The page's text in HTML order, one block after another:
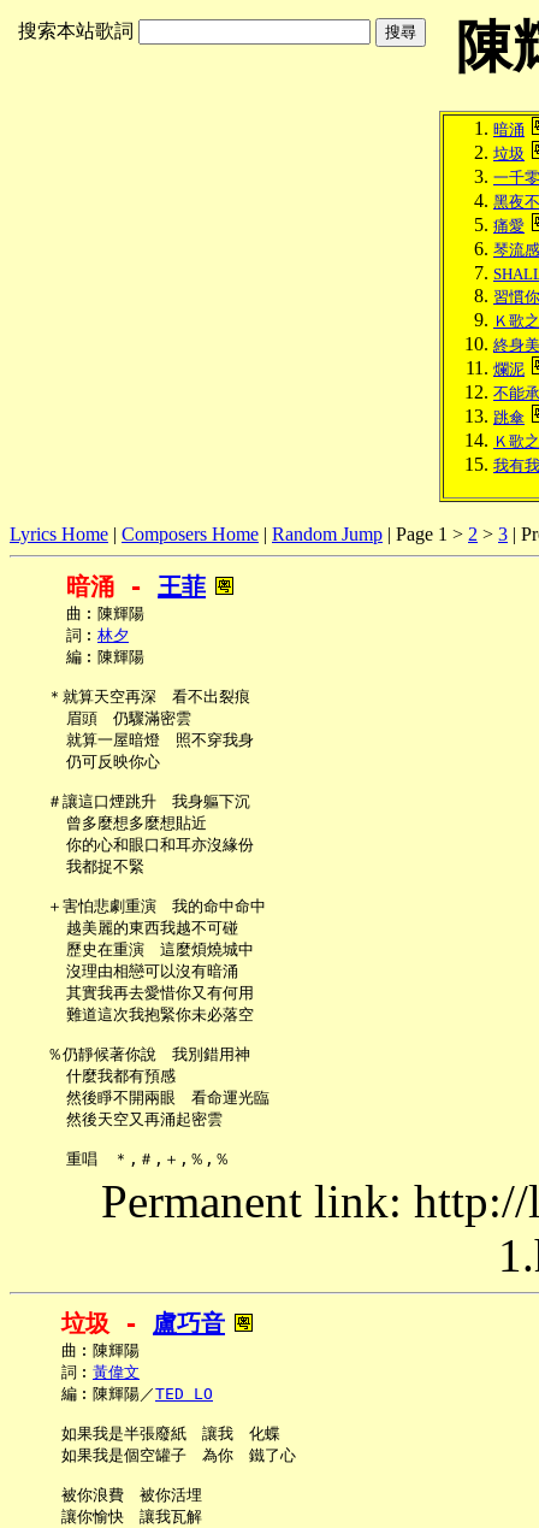
陳
搜索本站歌詞
暗涌
垃圾
一千
黑夜
痛愛
琴流感
習慣你
Ｋ歌
終身
爛泥
不能
跳傘
Ｋ歌
我有
Lyrics Home | Composers Home | Random Jump | Page 1 > 2 > 3 |
暗涌 - 王菲
     曲︰陳輝陽
     詞︰
林夕
     編︰陳輝陽
   ＊就算天空再深　看不出裂痕
     眉頭　仍驟滿密雲
     就算一屋暗燈　照不穿我身
     仍可反映你心
   ＃讓這口煙跳升　我身軀下沉
     曾多麼想多麼想貼近
     你的心和眼口和耳亦沒緣份
     我都捉不緊
   ＋害怕悲劇重演　我的命中命中
     越美麗的東西我越不可碰
     歷史在重演　這麼煩燒城中
     沒理由相戀可以沒有暗涌
     其實我再去愛惜你又有何用
     難道這次我抱緊你未必落空
   ％仍靜候著你說　我別錯用神
     什麼我都有預感
     然後睜不開兩眼　看命運光臨
     然後天空又再涌起密雲
Permanent link:
垃圾 - 盧巧音
     曲︰陳輝陽
     詞︰
黃偉文
     編︰陳輝陽／
TED LO
     如果我是半張廢紙　讓我　化蝶
     如果我是個空罐子　為你　鐵了心
     被你浪費　被你活埋
     讓你愉快　讓我瓦解